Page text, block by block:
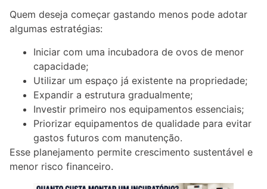
Quem deseja começar gastando menos pode adotar
algumas estratégias:
Iniciar com uma incubadora de ovos de menor
capacidade;
Utilizar um espaço já existente na propriedade;
Expandir a estrutura gradualmente;
Investir primeiro nos equipamentos essenciais;
Priorizar equipamentos de qualidade para evitar
gastos futuros com manutenção.
Esse planejamento permite crescimento sustentável e
menor risco financeiro.